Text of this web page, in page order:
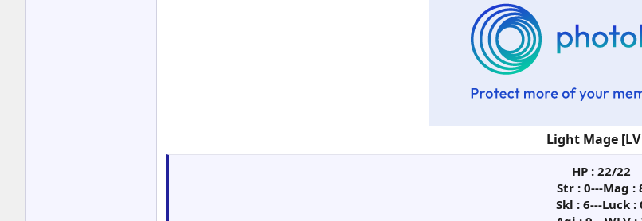
Light Mage
HP : 22/22
Str : 0---Mag :
Skl : 6---Luck :